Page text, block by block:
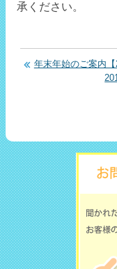
承ください。
年末年始のご案内【